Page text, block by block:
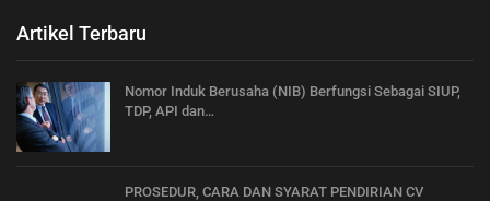
Artikel Terbaru
Nomor Induk Berusaha (NIB) Berfungsi Sebagai SIUP,
TDP, API dan…
PROSEDUR, CARA DAN SYARAT PENDIRIAN CV